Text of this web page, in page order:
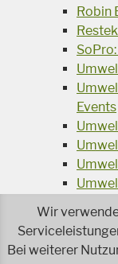
Robin
Events
Wir
Bei weiterer